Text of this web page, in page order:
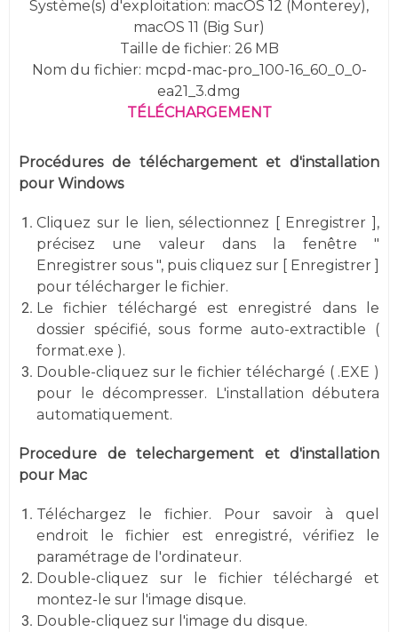
Système(s) d'exploitation: macOS 12 (Monterey),
macOS 11 (Big Sur)
Taille de fichier: 26 MB
Nom du fichier: mcpd-mac-pro_100-16_60_0_0-
ea21_3.dmg
TÉLÉCHARGEMENT
Procédures de téléchargement et d'installation
pour Windows
Cliquez sur le lien, sélectionnez [ Enregistrer ],
précisez une valeur dans la fenêtre "
Enregistrer sous ", puis cliquez sur [ Enregistrer ]
pour télécharger le fichier.
Le fichier téléchargé est enregistré dans le
dossier spécifié, sous forme auto-extractible (
format.exe ).
Double-cliquez sur le fichier téléchargé ( .EXE )
pour le décompresser. L'installation débutera
automatiquement.
Procedure de telechargement et d'installation
pour Mac
Téléchargez le fichier. Pour savoir à quel
endroit le fichier est enregistré, vérifiez le
paramétrage de l'ordinateur.
Double-cliquez sur le fichier téléchargé et
montez-le sur l'image disque.
Double-cliquez sur l'image du disque.